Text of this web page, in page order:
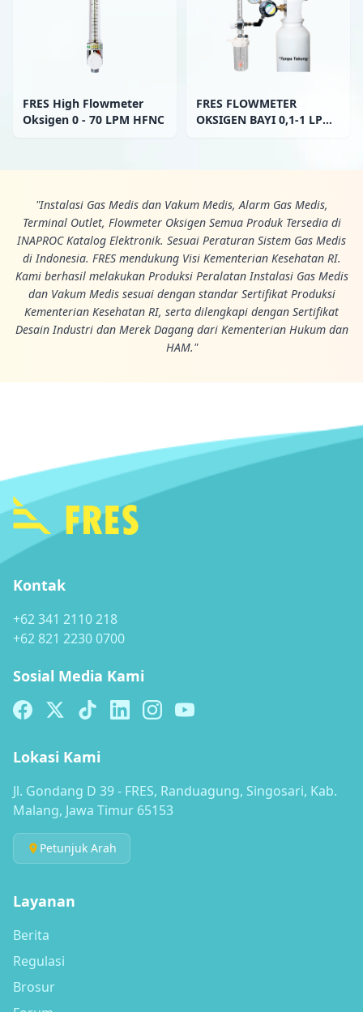
FRES High Flowmeter
Oksigen 0 - 70 LPM HFNC
FRES FLOWMETER
OKSIGEN BAYI 0,1-1 LPM
"Instalasi Gas Medis dan Vakum Medis, Alarm Gas Medis,
Terminal Outlet, Flowmeter Oksigen Semua Produk Tersedia di
INAPROC Katalog Elektronik. Sesuai Peraturan Sistem Gas Medis
di Indonesia. FRES mendukung Visi Kementerian Kesehatan RI.
Kami berhasil melakukan Produksi Peralatan Instalasi Gas Medis
dan Vakum Medis sesuai dengan standar Sertifikat Produksi
Kementerian Kesehatan RI, serta dilengkapi dengan Sertifikat
Desain Industri dan Merek Dagang dari Kementerian Hukum dan
HAM."
Kontak
+62 341 2110 218
+62 821 2230 0700
Sosial Media Kami
Lokasi Kami
Jl. Gondang D 39 - FRES, Randuagung, Singosari, Kab.
Malang, Jawa Timur 65153
Petunjuk Arah
Layanan
Berita
Regulasi
Brosur